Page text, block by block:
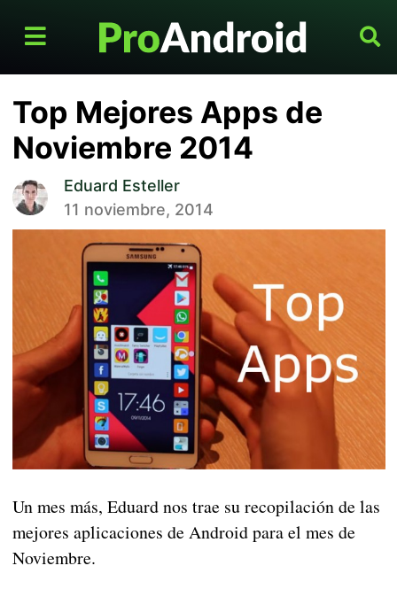
Top Mejores Apps de
Noviembre 2014
Eduard Esteller
11 noviembre, 2014
Un mes más, Eduard nos trae su recopilación de las
mejores aplicaciones de Android para el mes de
Noviembre.